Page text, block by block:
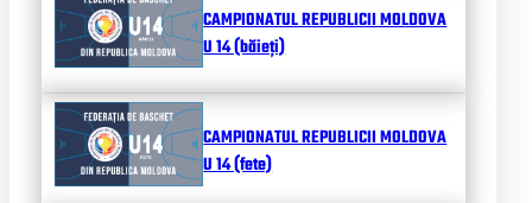
CAMPIONATUL REPUBLICII MOLDOVA
U 14 (băieți)
CAMPIONATUL REPUBLICII MOLDOVA
U 14 (fete)